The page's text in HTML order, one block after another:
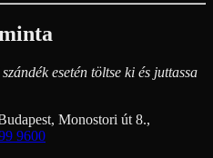
esetén töltse ki és juttassa
Monostori út 8.,
9600